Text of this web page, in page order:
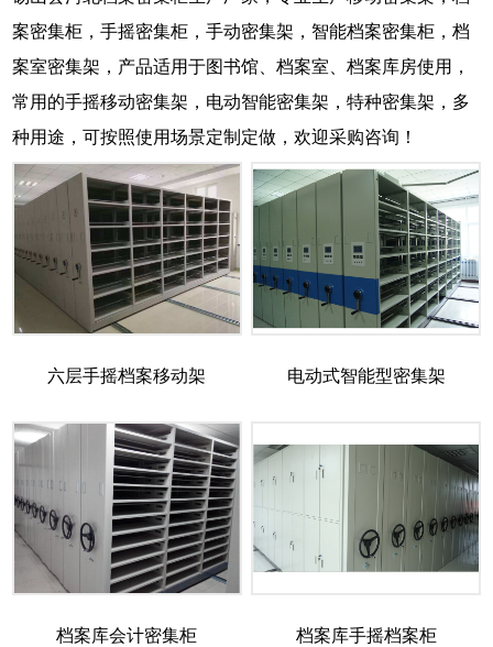
案密集柜，手摇密集柜，手动密集架，智能档案密集柜，档
案室密集架，产品适用于图书馆、档案室、档案库房使用，
常用的手摇移动密集架，电动智能密集架，特种密集架，多
种用途，可按照使用场景定制定做，欢迎采购咨询！
六层手摇档案移动架 电动式智能型密集架
档案库会计密集柜 档案库手摇档案柜